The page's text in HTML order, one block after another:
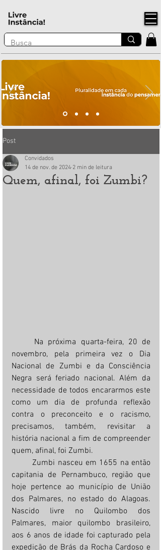
Post
Quem, afinal, foi Zumbi?
Convidados
14 de nov. de 2024 2 min de leitura
novembro, pela primeira vez o Dia
Nacional de Zumbi e da Consciência
Negra será feriado nacional. Além da
necessidade de todos encararmos este
como um dia de profunda reflexão
contra o preconceito e o racismo,
precisamos, também, revisitar a
história nacional a fim de compreender
quem, afinal, foi Zumbi.
	Zumbi nasceu em 1655 na então
capitania de Pernambuco, região que
hoje pertence ao município de União
dos Palmares, no estado do Alagoas.
Nascido livre no Quilombo dos
Palmares, maior quilombo brasileiro,
aos 6 anos de idade foi capturado pela
expedição de Brás da Rocha Cardoso e